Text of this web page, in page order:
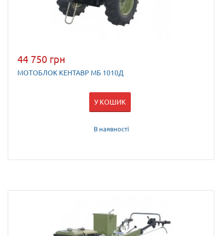
44 750 грн
МОТОБЛОК КЕНТАВР МБ 1010Д
У КОШИК
В наявності